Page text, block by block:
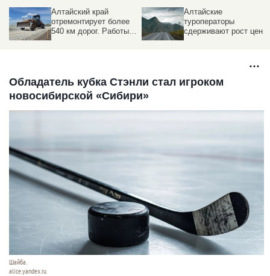
Алтайский край
отремонтирует более
540 км дорог. Работы
Алтайские
туроператоры
сдерживают рост цен
Обладатель кубка Стэнли стал игроком
новосибирской «Сибири»
Шайба.
alice.yandex.ru